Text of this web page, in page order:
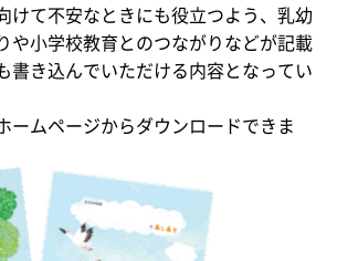
けて不安なときにも役立つよう、乳幼
や小学校教育とのつながりなどが記載
書き込んでいただける内容となってい
ームページからダウンロードできま